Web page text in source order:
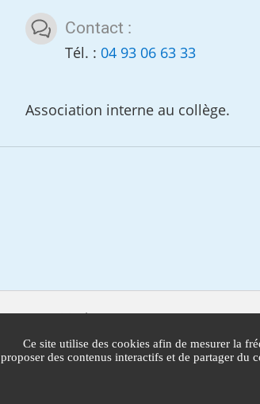
Contact :
Tél. : 04 93 06 63 33
Association interne au collège.
Mairie de Cannes
CS 30140
06414 Cedex Cannes
Ce site utilise des cookies afin de mesurer la
proposer des contenus interactifs et de partager du